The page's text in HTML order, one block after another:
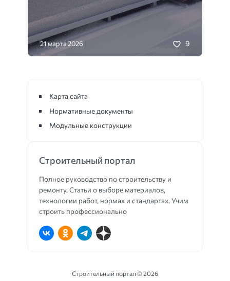
21 марта 2026 9
Строительный портал
Полное руководство по строительству и
ремонту. Статьи о выборе материалов,
технологии работ, нормах и стандартах. Учим
строить профессионально
Карта сайта
Нормативные документы
Модульные конструкции
Строительный портал ©2026